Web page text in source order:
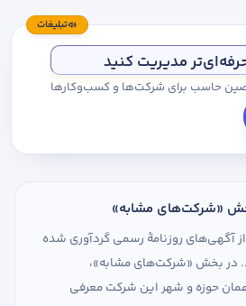
تبلیغات
مدیریت کنید
حاسب برای شرکت‌ها و کسب‌وکارها
«شرکت‌های مشابه»
آگهی‌های روزنامهٔ رسمی گردآوری شده
در بخش «شرکت‌های مشابه»،
حوزه و شهر این شرکت معرفی